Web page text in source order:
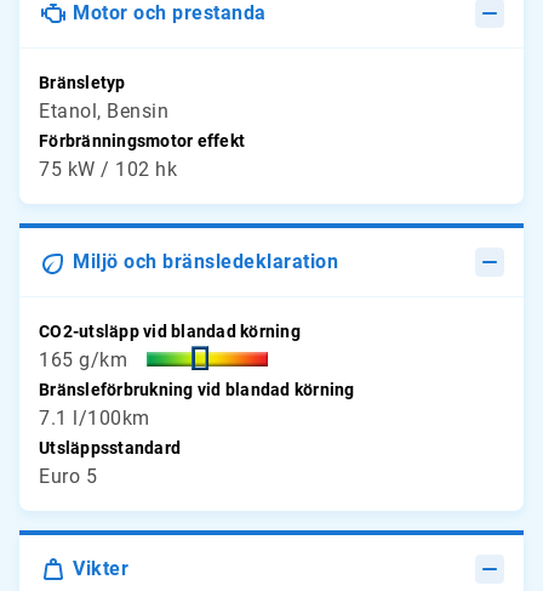
Motor och prestanda
Bränsletyp
Etanol, Bensin
Förbränningsmotor effekt
75 kW / 102 hk
Miljö och bränsledeklaration
CO2-utsläpp vid blandad körning
165 g/km
Bränsleförbrukning vid blandad körning
7.1 l/100km
Utsläppsstandard
Euro 5
Vikter